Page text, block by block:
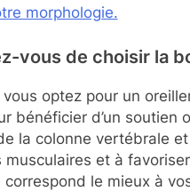
morphologie.
vous de choisir la
optez pour un
bénéficier d’un
la colonne vertébrale
musculaires et à
correspond le mieux à